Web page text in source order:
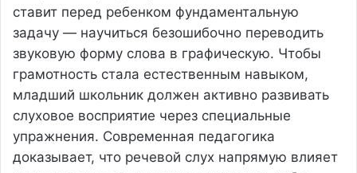
ставит перед ребенком фундаментальную
задачу — научиться безошибочно переводить
звуковую форму слова в графическую. Чтобы
грамотность стала естественным навыком,
младший школьник должен активно развивать
слуховое восприятие через специальные
упражнения. Современная педагогика
доказывает, что речевой слух напрямую влияет